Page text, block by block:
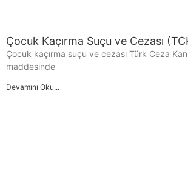
Çocuk Kaçırma Suçu ve Cezası
Çocuk kaçırma suçu ve cezası Türk Ceza
maddesinde
Devamını Oku...